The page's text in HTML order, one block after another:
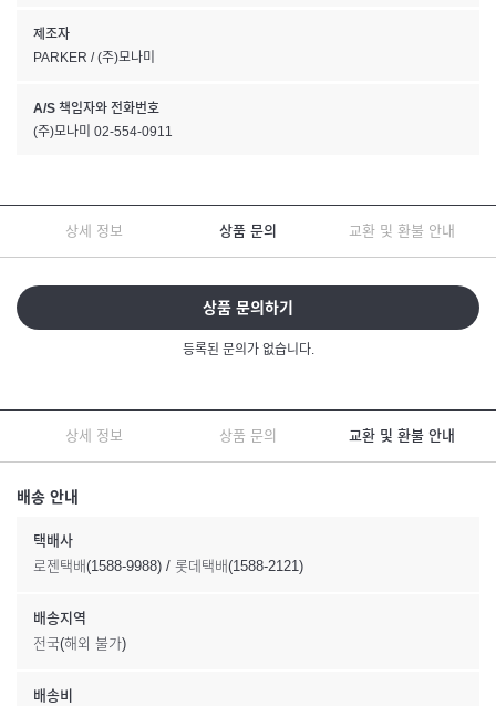
제조자
PARKER / (주)모나미
A/S 책임자와 전화번호
(주)모나미 02-554-0911
상세 정보 상품 문의 교환 및 환불 안내
상품 문의하기
등록된 문의가 없습니다.
상세 정보 상품 문의 교환 및 환불 안내
배송 안내
택배사
로젠택배(1588-9988) / 롯데택배(1588-2121)
배송지역
전국(해외 불가)
배송비